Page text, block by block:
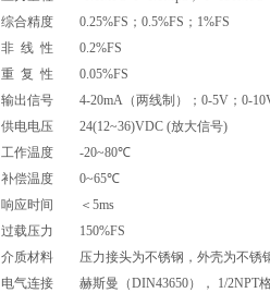
综合精度
0.25%FS；0.5%FS；1%FS
非 线 性
0.2%FS
重 复 性
0.05%FS
输出信号
4-20mA（两线制）；0-5V；0-
供电电压
24(12~36)VDC (放大信号)
工作温度
-20~80℃
补偿温度
0~65℃
响应时间
＜5ms
过载压力
150%FS
介质材料
压力接头为不锈钢，外壳为不锈
电气连接
赫斯曼（DIN43650）， 1/2NPT